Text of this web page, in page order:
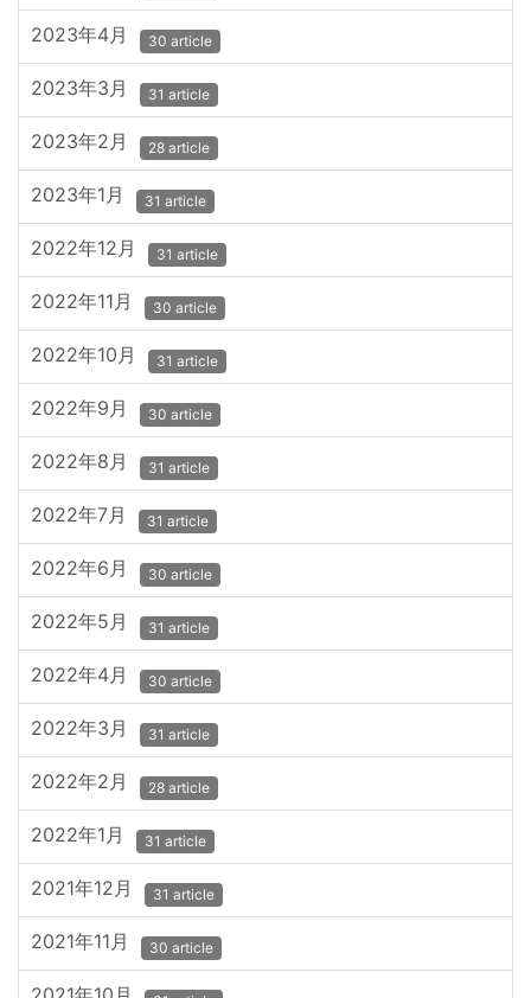
2023年4月 30 article
2023年3月 31 article
2023年2月 28 article
2023年1月 31 article
2022年12月 31 article
2022年11月 30 article
2022年10月 31 article
2022年9月 30 article
2022年8月 31 article
2022年7月 31 article
2022年6月 30 article
2022年5月 31 article
2022年4月 30 article
2022年3月 31 article
2022年2月 28 article
2022年1月 31 article
2021年12月 31 article
2021年11月 30 article